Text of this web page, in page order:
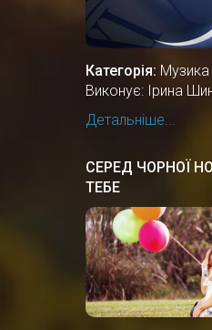
Категорія: Музика
Виконує: Ірина
Детальніше...
СЕРЕД ЧОРНОЇ
ТЕБЕ